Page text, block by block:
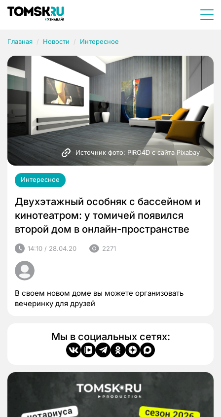
Главная Новости Интересное
Источник фото: PIRO4D с сайта Pixabay
Интересное
Двухэтажный особняк с бассейном и
кинотеатром: у томичей появился
второй дом в онлайн-пространстве
14:10 / 28.04.20 2271
В своем новом доме вы можете организовать
вечеринку для друзей
Мы в социальных сетях: